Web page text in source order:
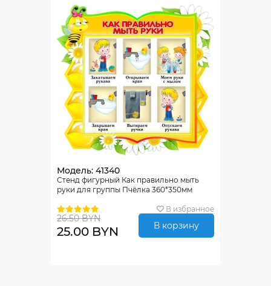
Модель: 41340
Стенд фигурный Как правильно мыть
руки для группы Пчёлка 360*350мм
В избранное
26.50 BYN
25.00 BYN В корзину